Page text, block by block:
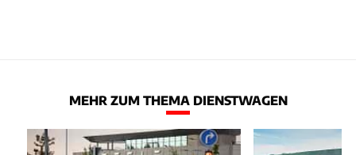
MEHR ZUM THEMA DIENSTWAGEN